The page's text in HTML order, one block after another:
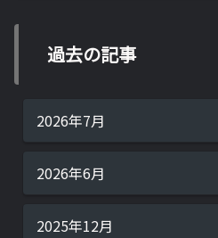
過去の記事
2026年7月
2026年6月
2025年12月